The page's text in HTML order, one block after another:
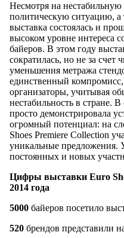
Несмотря на
политическую ситуацию,
выставка состоялась и
высоком уровне интереса
байеров. В этом году
сократилась, но не за счет
уменьшения метража
единственный
организаторы, учитывая
нестабильность в стране.
просто демонстрировала
огромный потенциал: на
Shoes Рremiere Collection
уникальные предложения.
постоянных и новых
Цифры выставки Euro
2014 года
5000 байеров посетило
520 брендов представили